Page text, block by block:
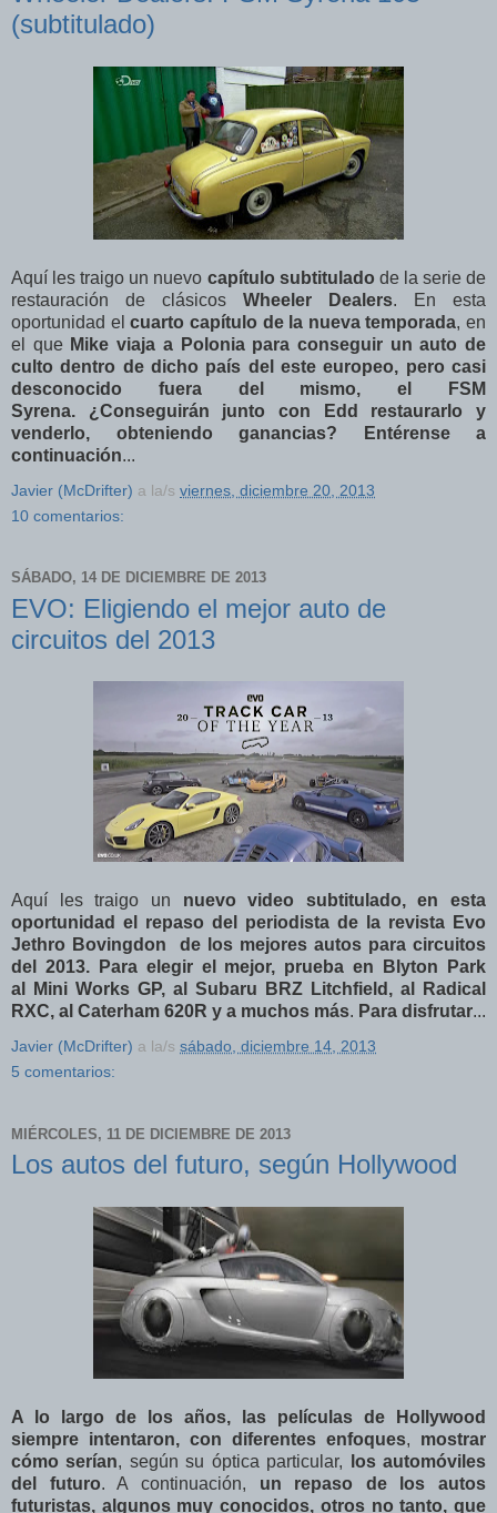
(subtitulado)
Aquí les traigo un nuevo capítulo subtitulado de la serie de
restauración de clásicos Wheeler Dealers. En esta
oportunidad elcuarto capítulo de la nueva temporada, en
el que Mike viaja a Polonia para conseguir un auto de
culto dentro de dicho país del este europeo, pero casi
desconocido fuera del mismo, el FSM
Syrena. ¿Conseguirán junto con Edd restaurarlo y
venderlo, obteniendo ganancias? Entérense a
continuación...
Javier (McDrifter) a la/s viernes, diciembre 20, 2013
10 comentarios:
SÁBADO, 14 DE DICIEMBRE DE 2013
EVO: Eligiendo el mejor auto de
circuitos del 2013
Aquí les traigo un nuevo video subtitulado, en esta
oportunidad el repaso del periodista de la revista Evo
Jethro Bovingdon de los mejores autos para circuitos
del 2013. Para elegir el mejor, prueba en Blyton Park
al Mini Works GP, al Subaru BRZ Litchfield, al Radical
RXC, al Caterham 620R y a muchos más. Para disfrutar...
Javier (McDrifter) a la/s sábado, diciembre 14, 2013
5 comentarios:
MIÉRCOLES, 11 DE DICIEMBRE DE 2013
Los autos del futuro, según Hollywood
A lo largo de los años, las películas de Hollywood
siempre intentaron, con diferentes enfoques, mostrar
cómo serían, según su óptica particular, los automóviles
del futuro. A continuación, un repaso de los autos
futuristas, algunos muy conocidos, otros no tanto, que